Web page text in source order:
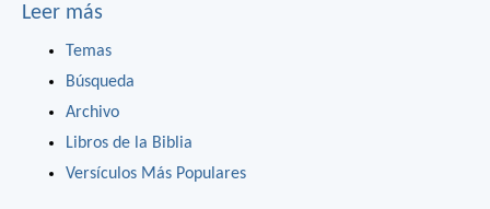
Leer más
Temas
Búsqueda
Archivo
Libros de la Biblia
Versículos Más Populares